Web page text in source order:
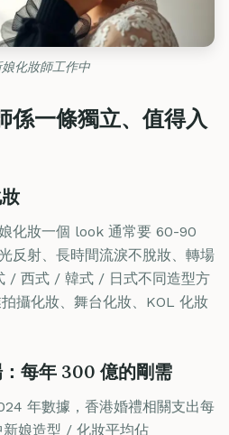
化妝師工作中
係一條獨立、值得入
化妝一個 look 通常要 60-90
反射、長時間流淚不脫妝、轉場
/ 西式 / 韓式 / 日式不同造型方
攝化妝、舞台化妝、KOL 化妝
每年 300 億的剛需
年數據，香港婚禮相關支出每
新娘造型 / 化妝平均佔